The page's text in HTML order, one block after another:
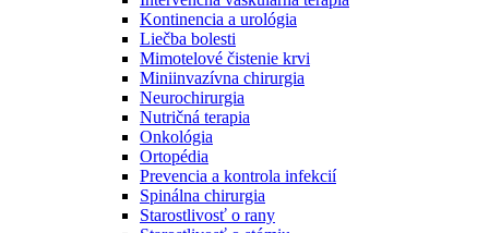
Nefrologické ambulancie
V nefrologických ambulanciách prevádzkujeme poradenstvo
a prípravu pacientov k jednotlivým metódam náhrady funkcie
obličiek. Zvoľte si mesto, ktoré potrebujete a navštívte nás.
Kontinencia a urológia
Liečba bolesti
Mimotelové čistenie krvi
Miniinvazívna chirurgia
Neurochirurgia
Nutričná terapia
Onkológia
Ortopédia
Prevencia a kontrola infekcií
Spinálna chirurgia
Starostlivosť o rany